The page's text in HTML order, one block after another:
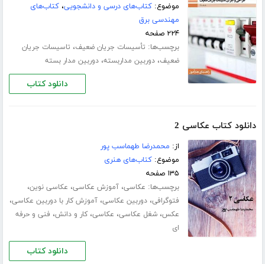
موضوع:کتاب‌های درسی و دانشجویی،کتاب‌های
مهندسی برق
۲۲۴ صفحه
برچسب‌ها: تأسیسات جریان ضعیف، تاسیسات جریان
ضعیف،دوربین مداربسته،دوربین مدار بسته
دانلود کتاب
دانلود کتاب عکاسی 2
از: محمدرضا طهماسب پور
موضوع:کتاب‌های هنری
۱۳۵ صفحه
برچسب‌ها: عکاسی،آموزش عکاسی، عکاسی نوین،
فتوگرافی،دوربین عکاسی،آموزش کار با دوربین عکاسی،
عکس،شغل عکاسی، عکاسی،کار و دانش، فنی و حرفه
ای
دانلود کتاب